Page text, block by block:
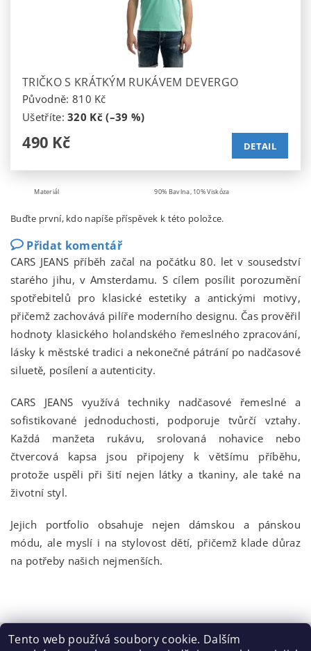
TRIČKO S KRÁTKÝM RUKÁVEM DEVERGO
Původně: 810 Kč
Ušetříte:320 Kč (–39 %)
490 Kč DETAIL
Materiál 90% Bavlna, 10% Viskóza
Buďte první, kdo napíše příspěvek k této položce.
Přidat komentář
CARS JEANS příběh začal na počátku 80. let v sousedství
starého jihu, v Amsterdamu. S cílem posílit porozumění
spotřebitelů pro klasické estetiky a antickými motivy,
přičemž zachovává pilíře moderního designu. Čas prověřil
hodnoty klasického holandského řemeslného zpracování,
lásky k městské tradici a nekonečné pátrání po nadčasové
siluetě, posílení a autenticity.
CARS JEANS využívá techniky nadčasové řemeslné a
sofistikované jednoduchosti, podporuje tvůrčí vztahy.
Každá manžeta rukávu, srolovaná nohavice nebo
čtvercová kapsa jsou připojeny k většímu příběhu,
protože uspěli při šití nejen látky a tkaniny, ale také na
životní styl.
Jejich portfolio obsahuje nejen dámskou a pánskou
módu, ale myslí i na stylovost dětí, přičemž klade důraz
na potřeby našich nejmenších.
Tento web používá soubory cookie. Dalším